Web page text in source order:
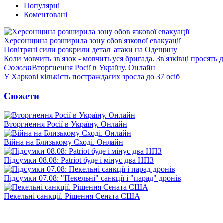
Популярні
Коментовані
Херсонщина розширила зону обов'язкової евакуації
Повітряні сили розкрили деталі атаки на Одещину
Коли мовчить зв'язок - мовчить уся бригада. Зв'язківці просять
СюжетВторгнення Росії в Україну. Онлайн
У Харкові кількість постраждалих зросла до 37 осіб
Сюжети
Вторгнення Росії в Україну. Онлайн
Війна на Близькому Сході. Онлайн
Підсумки 08.08: Patriot буде і мінус два НПЗ
Підсумки 07.08: "Пекельні" санкції і "парад" дронів
Пекельні санкції. Рішення Сената США